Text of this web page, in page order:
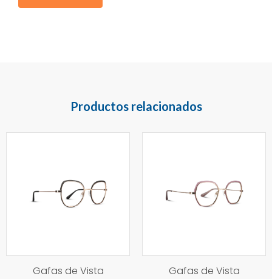
Productos relacionados
Gafas de Vista Gafas de Vista